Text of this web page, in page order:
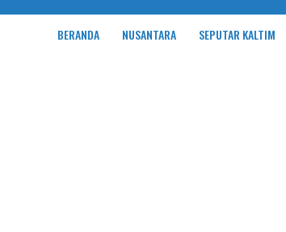
BERANDA NUSANTARA SEPUTAR KALTIM